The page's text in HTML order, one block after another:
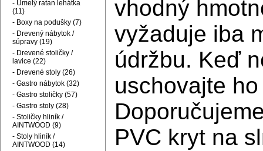
- Umelý ratan lehátka
(11)
- Boxy na podušky (7)
- Drevený nábytok /
súpravy (19)
- Drevené stoličky /
lavice (22)
- Drevené stoly (26)
- Gastro nábytok (32)
- Gastro stoličky (57)
- Gastro stoly (28)
- Stoličky hliník /
AINTWOOD (9)
- Stoly hliník /
AINTWOOD (14)
vhodný
vyžaduje iba
údržbu. Keď
uschovajte
PVC kryt na